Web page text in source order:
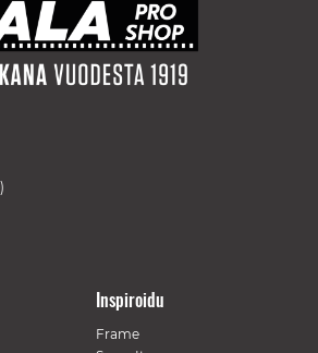
Inspiroidu
Frame